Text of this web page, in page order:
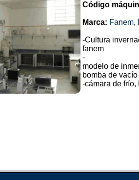
Código
Marca: Fanem,
-Cultura
fanem
-
modelo de
bomba de
-cámara de frío,